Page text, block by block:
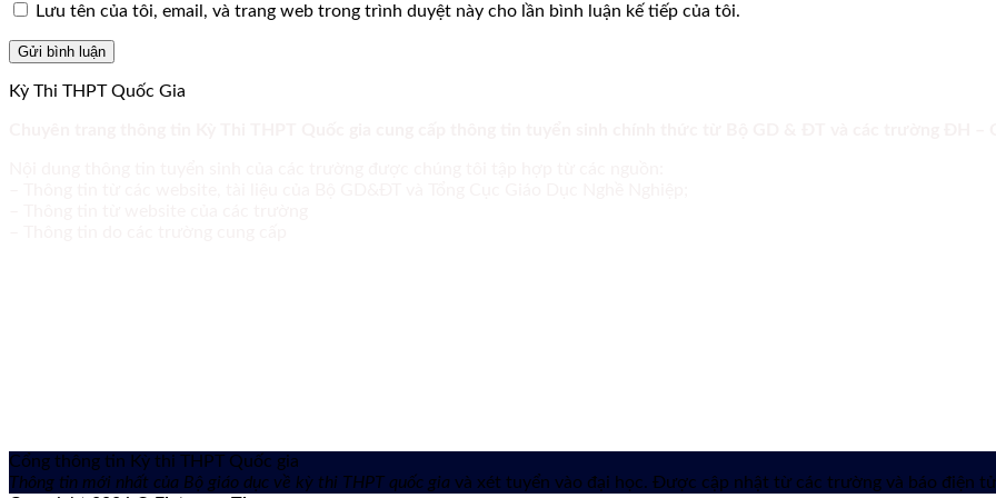
Lưu tên của tôi, email, và trang web trong trình duyệt này cho lần bình luận kế tiếp của tôi.
Kỳ Thi THPT Quốc Gia
Cổng thông tin Kỳ thi THPT Quốc gia
Thông tin mới nhất của Bộ giáo dục về kỳ thi THPT quốc gia và xét tuyển vào đại học. Được cập nhật từ các trường và báo điện